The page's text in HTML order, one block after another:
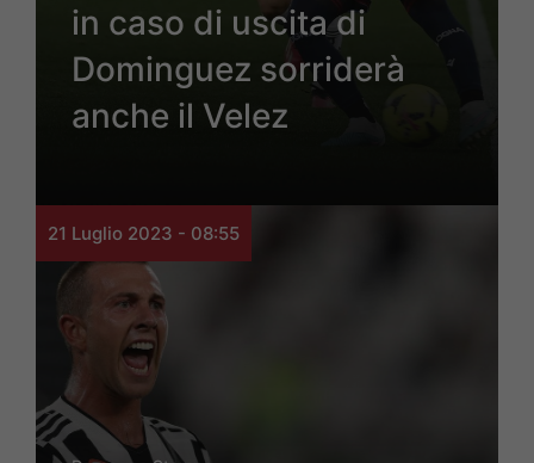
in caso di uscita di
Dominguez sorriderà
anche il Velez
21 Luglio 2023 - 08:55